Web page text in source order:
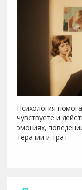
Психология
чувствуете и
эмоциях,
терапии и трат.